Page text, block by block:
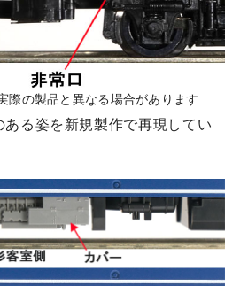
際の製品と異なる場合があります
る姿を新規製作で再現してい